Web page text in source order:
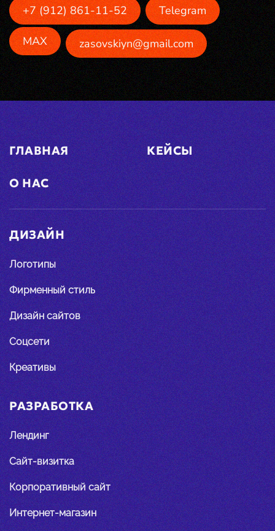
+7 (912) 861-11-52 Telegram
MAX zasovskiyn@gmail.com
ГЛАВНАЯ КЕЙСЫ
О НАС
ДИЗАЙН
Логотипы
Фирменный стиль
Дизайн сайтов
Соцсети
Креативы
РАЗРАБОТКА
Лендинг
Сайт-визитка
Корпоративный сайт
Интернет-магазин